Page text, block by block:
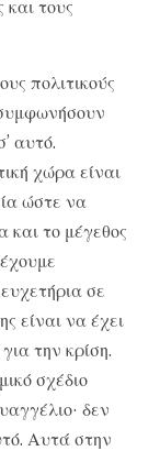
και τους
πολιτικούς
αυτό.
χώρα είναι
ώστε να
και το μέγεθος
σε
είναι να έχει
την κρίση.
σχέδιο
δεν
Αυτά στην